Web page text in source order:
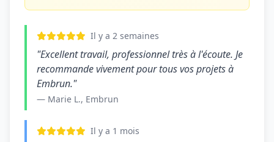
Il y a 2 semaines
"Excellent travail, professionnel très à l'écoute. Je
recommande vivement pour tous vos projets à
Embrun."
— Marie L., Embrun
Il y a 1 mois